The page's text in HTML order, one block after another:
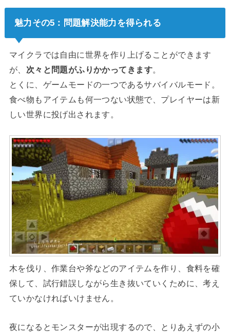
魅力その5：問題解決能力を得られる
マイクラでは自由に世界を作り上げることができます
が、 次々と問題がふりかかってきます。
とくに、ゲームモードの一つであるサバイバルモード。
食べ物もアイテムも何一つない状態で、プレイヤーは新
しい世界に投げ出されます。
木を伐り、作業台や斧などのアイテムを作り、食料を確
保して、試行錯誤しながら生き抜いていくために、考え
ていかなければいけません。
夜になるとモンスターが出現するので、とりあえずの小